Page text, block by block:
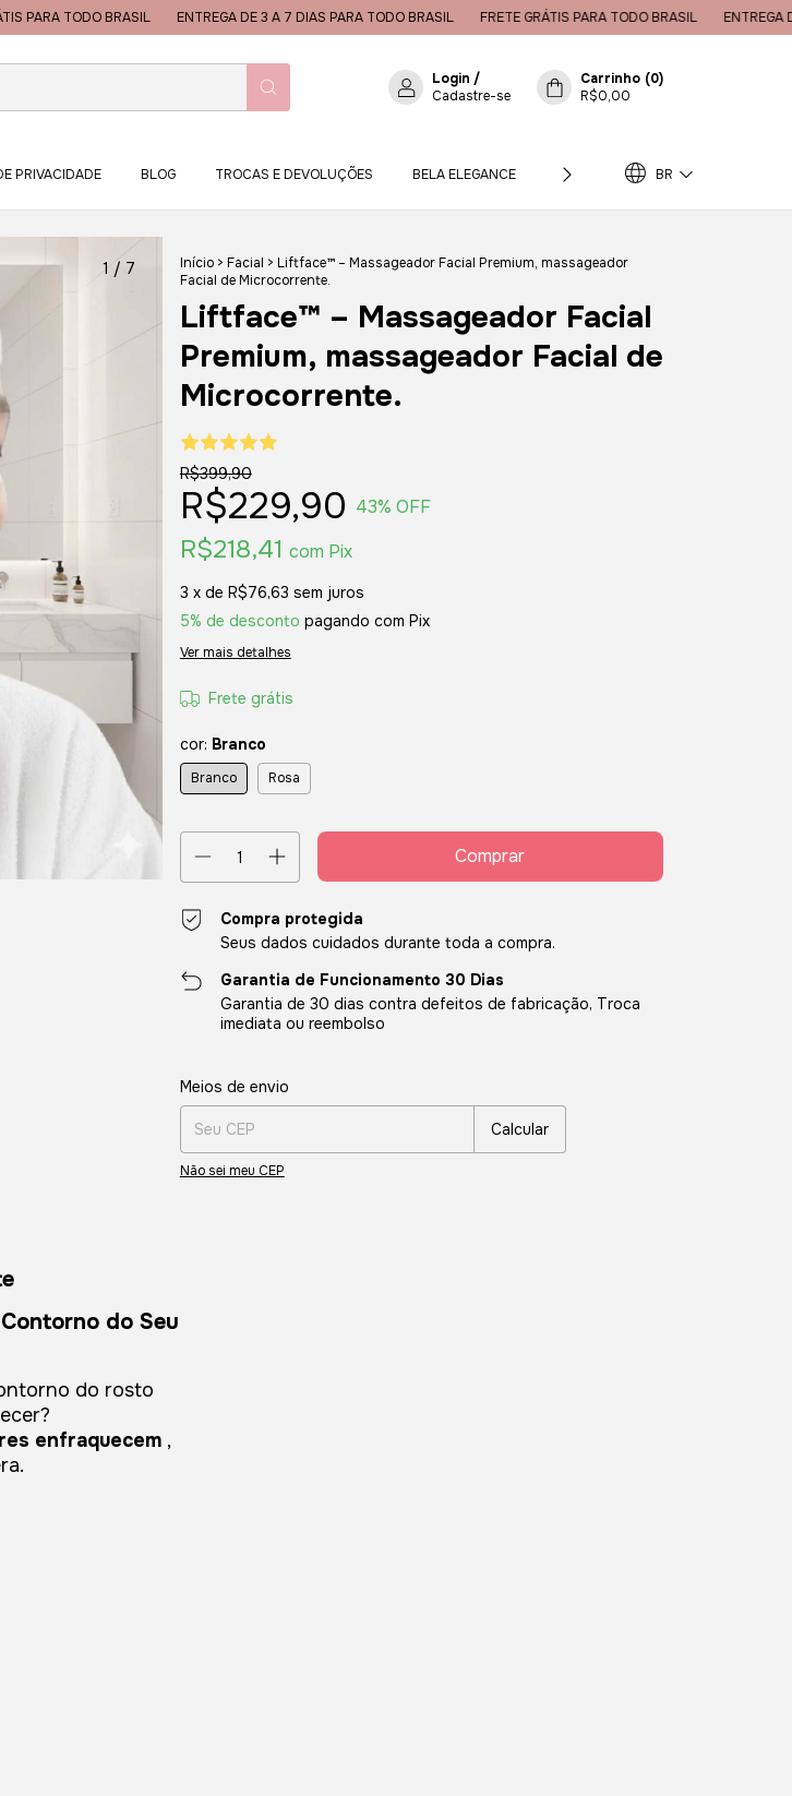
BRASIL ENTREGA DE 3 A 7 DIAS PARA TODO BRASIL FRETE GRÁTIS PARA TODO BRASIL ENTREGA DE 3 A 7 DIAS
Login /
Cadastre-se
Carrinho (0)
R$0,00
PRIVACIDADE BLOG TROCAS E DEVOLUÇÕES BELA ELEGANCE PERGUNTAS FREQUENTES
BR
1 / 7 Início > Facial > Liftface™ – Massageador Facial Premium, massageador
Facial de Microcorrente.
Liftface™ – Massageador Facial
Premium, massageador Facial de
Microcorrente.
R$399,90
R$229,90 43% OFF
R$218,41 com Pix
3 x de R$76,63 sem juros
5% de desconto pagando com Pix
Ver mais detalhes
Frete grátis
cor: Branco
Branco Rosa
Compra protegida
Seus dados cuidados durante toda a compra.
Garantia de Funcionamento 30 Dias
Garantia de 30 dias contra defeitos de fabricação, Troca
imediata ou reembolso
Entregas para o CEP:
Meios de envio
Calcular
Não sei meu CEP
do Seu
do rosto
enfraquecem ,